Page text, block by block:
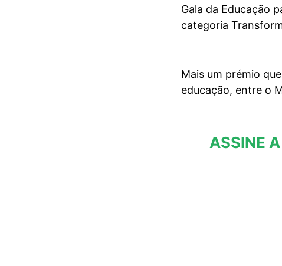
Gala da Educação
categoria
Mais um prémio
educação, entre o
ASSINE